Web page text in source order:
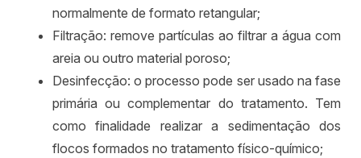
normalmente de formato retangular;
Filtração: remove partículas ao filtrar a água com
areia ou outro material poroso;
Desinfecção: o processo pode ser usado na fase
primária ou complementar do tratamento. Tem
como finalidade realizar a sedimentação dos
flocos formados no tratamento físico-químico;